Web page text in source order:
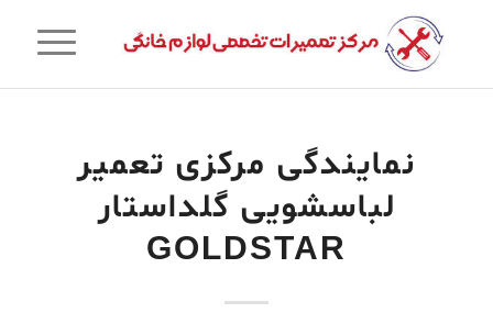
نمایندگی مرکزی تعمیر
لباسشویی گلداستار
GOLDSTAR